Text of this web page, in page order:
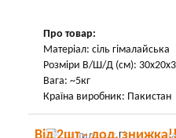
Про товар:
Матеріал: сіль гімалайська
Розміри В/Ш/Д (см):
Вага: ~5кг
Країна виробник: Пакистан